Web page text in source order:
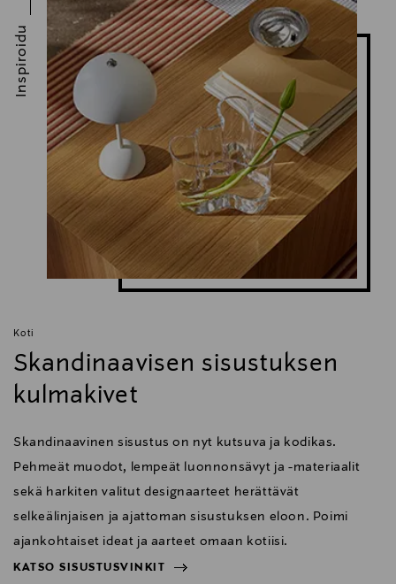
ruokalautanen, matala lautanen, tarjoilulautanen
Koti
Skandinaavisen sisustuksen
kulmakivet
Skandinaavinen sisustus on nyt kutsuva ja kodikas.
Pehmeät muodot, lempeät luonnonsävyt ja -materiaalit
sekä harkiten valitut designaarteet herättävät
selkeälinjaisen ja ajattoman sisustuksen eloon. Poimi
ajankohtaiset ideat ja aarteet omaan kotiisi.
KATSO SISUSTUSVINKIT
Inspiroidu